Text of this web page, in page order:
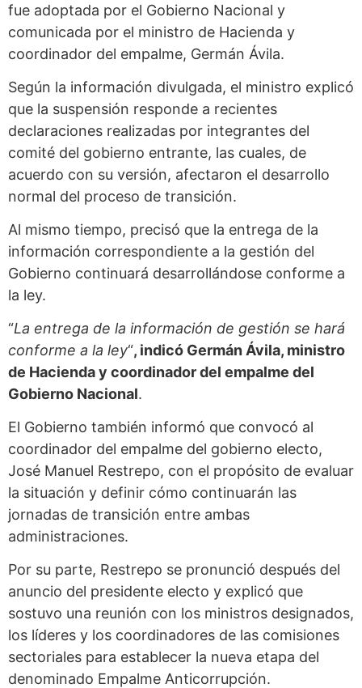
fue adoptada por el Gobierno Nacional y
comunicada por el ministro de Hacienda y
coordinador del empalme, Germán Ávila.
Según la información divulgada, el ministro explicó
que la suspensión responde a recientes
declaraciones realizadas por integrantes del
comité del gobierno entrante, las cuales, de
acuerdo con su versión, afectaron el desarrollo
normal del proceso de transición.
Al mismo tiempo, precisó que la entrega de la
información correspondiente a la gestión del
Gobierno continuará desarrollándose conforme a
la ley.
“La entrega de la información de gestión se hará
conforme a la ley“, indicó Germán Ávila, ministro
de Hacienda y coordinador del empalme del
Gobierno Nacional.
El Gobierno también informó que convocó al
coordinador del empalme del gobierno electo,
José Manuel Restrepo, con el propósito de evaluar
la situación y definir cómo continuarán las
jornadas de transición entre ambas
administraciones.
Por su parte, Restrepo se pronunció después del
anuncio del presidente electo y explicó que
sostuvo una reunión con los ministros designados,
los líderes y los coordinadores de las comisiones
sectoriales para establecer la nueva etapa del
denominado Empalme Anticorrupción.